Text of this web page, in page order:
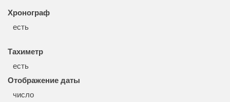
Хронограф
есть
Тахиметр
есть
Отображение даты
число